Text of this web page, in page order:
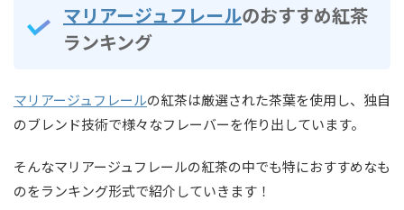
マリアージュフレールのおすすめ紅茶
ランキング
マリアージュフレールの紅茶は厳選された茶葉を使用し、独自
のブレンド技術で様々なフレーバーを作り出しています。
そんなマリアージュフレールの紅茶の中でも特におすすめなも
のをランキング形式で紹介していきます！